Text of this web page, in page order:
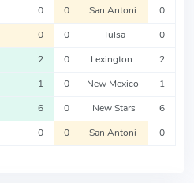
0 0 San Antoni 0
0 0 Tulsa 0
2 0 Lexington 2
1 0 New Mexico 1
6 0 New Stars 6
0 0 San Antoni 0